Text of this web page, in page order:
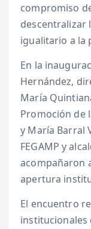
compromiso
descentralizar
igualitario a la
En la
Hernández,
María
Promoción de
y María Barral
FEGAMP y
acompañaron
apertura
El encuentro
institucionales